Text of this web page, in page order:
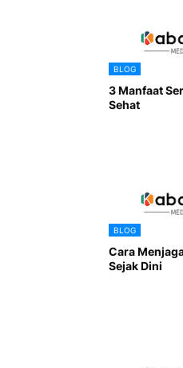
BLOG
3 Manfaat
Sehat
BLOG
Cara
Sejak Dini